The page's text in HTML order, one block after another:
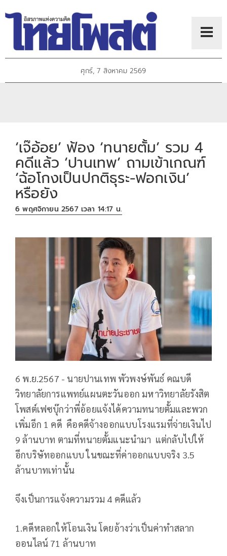
ศุกร์, 7 สิงหาคม 2569
‘เจ๊อ้อย’ ฟ้อง ‘ทนายตั้ม’ รวม 4
คดีแล้ว ‘ปานเทพ’ ถามเข้าเกณฑ์
‘ฉ้อโกงเป็นปกติธุระ-ฟอกเงิน’
หรือยัง
6 พฤศจิกายน 2567 เวลา 14:17 น.
6 พ.ย.2567 - นายปานเทพ พัวพงษ์พันธ์ คณบดี
วิทยาลัยการแพทย์แผนตะวันออก มหาวิทยาลัยรังสิต
โพสต์เฟซบุ๊กว่าพี่อ้อยแจ้งได้ความทนายตั้มและพวก
เพิ่มอีก 1 คดี คือคดีจ้างออกแบบโรงแรมที่จ่ายเงินไป
9 ล้านบาท ตามที่ทนายตั้มแนะนำมา แต่กลับไปให้
อีกบริษัทออกแบบ ในขณะที่ค่าออกแบบจริง 3.5
ล้านบาทเท่านั้น
จึงเป็นการแจ้งความรวม 4 คดีแล้ว
1.คดีหลอกให้โอนเงิน โดยอ้างว่าเป็นค่าทำสลาก
ออนไลน์ 71 ล้านบาท